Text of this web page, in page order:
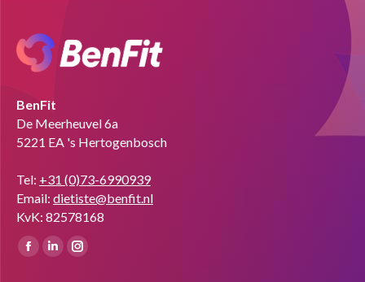
BenFit
De Meerheuvel 6a
5221 EA 's Hertogenbosch
Tel: +31 (0)73-6990939
Email: dietiste@benfit.nl
KvK: 82578168
Vind ons op:
Facebook
LinkedinInstagram